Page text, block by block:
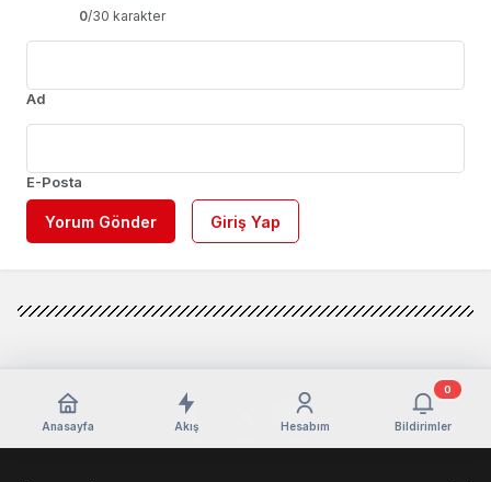
0/30 karakter
Ad
E-Posta
Yorum Gönder Giriş Yap
Anasayfa Akış Hesabım Bildirimler
0